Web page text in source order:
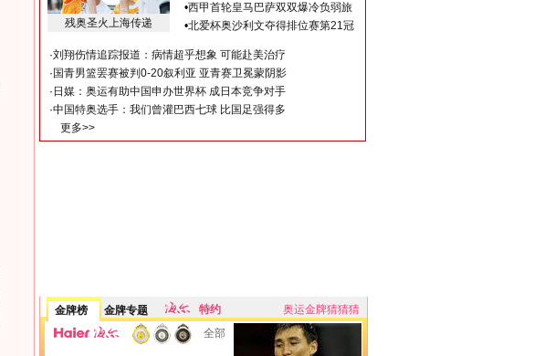
残奥圣火上海传递
•西甲首轮皇马巴萨双双爆冷负弱旅
•北爱杯奥沙利文夺得排位赛第21冠
·刘翔伤情追踪报道：病情超乎想象 可能赴美治疗
· 国青男篮罢赛被判0-20叙利亚 亚青赛卫冕蒙阴影
· 日媒：奥运有助中国申办世界杯 成日本竞争对手
·中国特奥选手：我们曾灌巴西七球 比国足强得多
更多>>
金牌榜 金牌专题 特约
奥运金牌猜猜猜
全部